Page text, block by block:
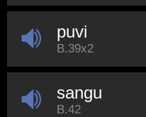
puvi
B.39x2
sangu
B.42